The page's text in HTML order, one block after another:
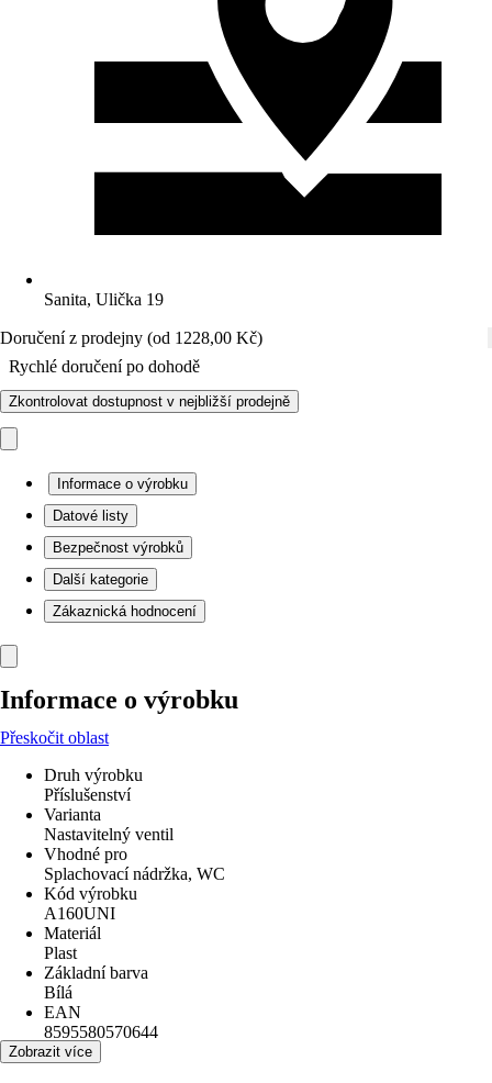
Sanita, Ulička 19
Doručení z prodejny (od 1228,00 Kč)
Rychlé doručení po dohodě
Zkontrolovat dostupnost v nejbližší prodejně
Informace o výrobku
Datové listy
Bezpečnost výrobků
Další kategorie
Zákaznická hodnocení
Informace o výrobku
Přeskočit oblast
Druh výrobku
Příslušenství
Varianta
Nastavitelný ventil
Vhodné pro
Splachovací nádržka, WC
Kód výrobku
A160UNI
Materiál
Plast
Základní barva
Bílá
EAN
8595580570644
Zobrazit více